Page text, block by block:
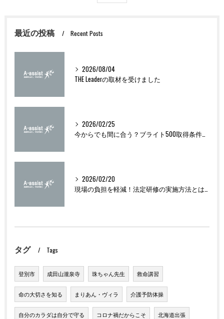
最近の投稿 Recent Posts
2026/08/04
THE Leaderの取材を受けました
2026/02/25
今からでも間に合う？ブライト500取得条件をわかりやすく解説
2026/02/20
現場の負担を軽減！法定研修の実施方法とは？
タグ Tags
登別市 成田山瀧泉寺 珠ちゃん先生 救命講習
命の大切さを知る まりあん・ヴィラ 介護予防体操
自分のカラダは自分で守る コロナ禍だからこそ 北海道出張